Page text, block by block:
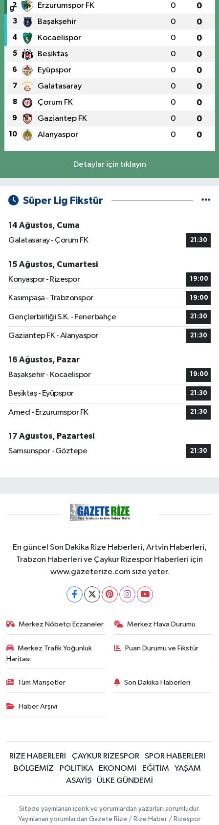
2 Erzurumspor FK 0 0
3 Başakşehir 0 0
4 Kocaelispor 0 0
5 Beşiktaş 0 0
6 Eyüpspor 0 0
7 Galatasaray 0 0
8 Çorum FK 0 0
9 Gaziantep FK 0 0
10 Alanyaspor 0 0
Detaylar için tıklayın
Süper Lig Fikstür
14 Ağustos, Cuma
Galatasaray - Çorum FK
21:30
15 Ağustos, Cumartesi
Konyaspor - Rizespor
19:00
Kasımpaşa - Trabzonspor 19:00
Gençlerbirliği S.K. - Fenerbahçe 21:30
Gaziantep FK - Alanyaspor 21:30
16 Ağustos, Pazar
Başakşehir - Kocaelispor
19:00
Beşiktaş - Eyüpspor 21:30
Amed - Erzurumspor FK 21:30
17 Ağustos, Pazartesi
Samsunspor - Göztepe
21:30
En güncel Son Dakika Rize Haberleri, Artvin Haberleri,
Trabzon Haberleri ve Çaykur Rizespor Haberleri için
www.gazeterize.com size yeter.
Merkez Nöbetçi Eczaneler Merkez Hava Durumu
Merkez Trafik Yoğunluk
Haritası
Puan Durumu ve Fikstür
Tüm Manşetler Son Dakika Haberleri
Haber Arşivi
RİZE HABERLERİ ÇAYKUR RİZESPOR
SPOR HABERLERİ
BÖLGEMİZ
POLİTİKA EKONOMİ EĞİTİM
YAŞAM
ASAYİŞ
ÜLKE GÜNDEMİ
Sitede yayınlanan içerik ve yorumlardan yazarları sorumludur.
Yayınlanan yorumlardan Gazete Rize / Rize Haber / Rizespor